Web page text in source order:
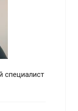
специалист